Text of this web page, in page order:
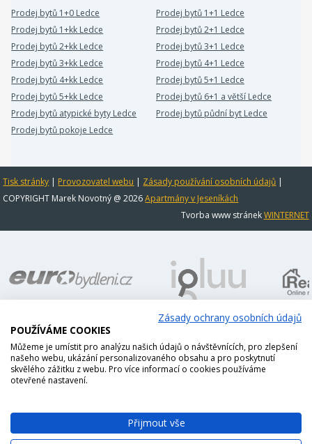
Prodej bytů 1+0 Ledce
Prodej bytů 1+1 Ledce
Prodej bytů 1+kk Ledce
Prodej bytů 2+1 Ledce
Prodej bytů 2+kk Ledce
Prodej bytů 3+1 Ledce
Prodej bytů 3+kk Ledce
Prodej bytů 4+1 Ledce
Prodej bytů 4+kk Ledce
Prodej bytů 5+1 Ledce
Prodej bytů 5+kk Ledce
Prodej bytů 6+1 a větší Ledce
Prodej bytů atypické byty Ledce
Prodej bytů půdní byt Ledce
Prodej bytů pokoje Ledce
Tisk stránky | Provozovatel webu | Zásady používání osobních údajů |
COPYRIGHT Marek Novotný @ 2026Apartmány v Jeseníkách
Tvorba www stránekWINTERNET
Zásady ochrany osobních údajů
POUŽÍVÁME COOKIES
Můžeme je umístit pro analýzu našich údajů o návštěvnících, pro zlepšení
našeho webu, ukázání personalizovaného obsahu a pro poskytnutí
skvělého zážitku z webu. Pro více informací o cookies používáme
otevřené nastavení.
Přijmout vše